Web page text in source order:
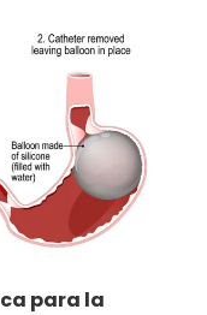
para la